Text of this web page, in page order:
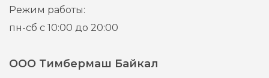
Режим работы:
пн-сб с 10:00 до 20:00
ООО Тимбермаш Байкал